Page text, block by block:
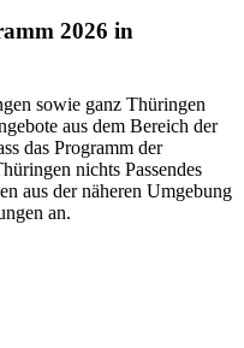
2026 in
sowie ganz Thüringen
aus dem Bereich der
das Programm der
nichts Passendes
aus der näheren Umgebung
an.